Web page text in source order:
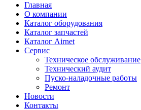
Главная
О компании
Каталог оборудования
Каталог запчастей
Каталог Airnet
Сервис
Техническое обслуживание
Технический аудит
Пуско-наладочные работы
Ремонт
Новости
Контакты